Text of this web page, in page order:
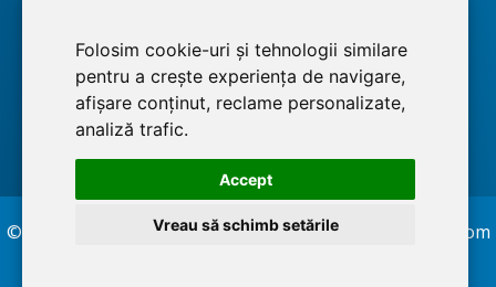
Folosim cookie-uri și tehnologii similare
pentru a crește experiența de navigare,
afișare conținut, reclame personalizate,
analiză trafic.
Accept
Vreau să schimb setările
office@invest-dej.com
Invest.Dej
©2026 Invest Servicii Comerciale SRL, RO226742, Reg. Com